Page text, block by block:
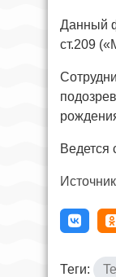
Данный
ст.209
Ведется
Источник
Теги: